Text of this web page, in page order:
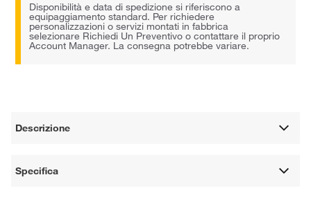
Disponibilità e data di spedizione si riferiscono a
equipaggiamento standard. Per richiedere
personalizzazioni o servizi montati in fabbrica
selezionare Richiedi Un Preventivo o contattare il proprio
Account Manager. La consegna potrebbe variare.
Descrizione
Specifica